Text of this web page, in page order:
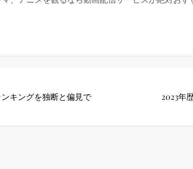
キングを独断と偏見で
2023年